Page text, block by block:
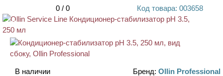
0 / 0 Код товара: 003658
ХИТ
В наличии Бренд: Ollin Professional